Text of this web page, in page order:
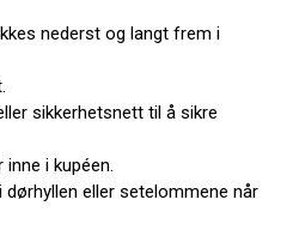
nederst og langt frem i
sikkerhetsnett til å sikre
i kupéen.
eller setelommene når